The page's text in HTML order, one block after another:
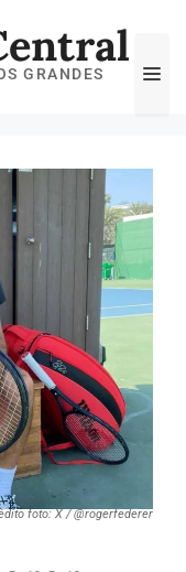
GRANDES
foto: X / @rogerfederer